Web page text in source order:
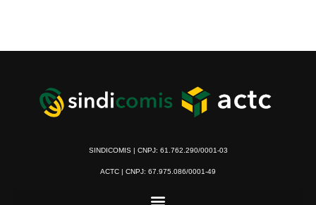
SINDICOMIS | CNPJ: 61.762.290/0001-03
ACTC | CNPJ: 67.975.086/0001-49